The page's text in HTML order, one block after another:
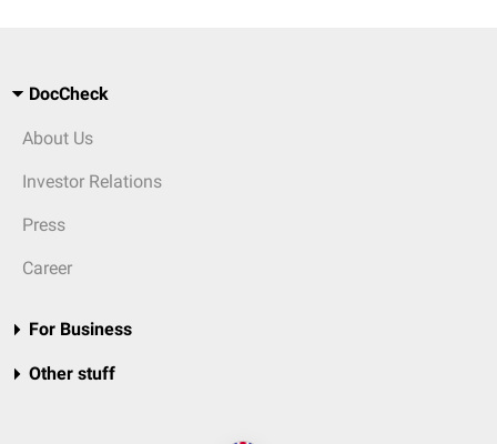
DocCheck
About Us
Investor Relations
Press
Career
For Business
Other stuff